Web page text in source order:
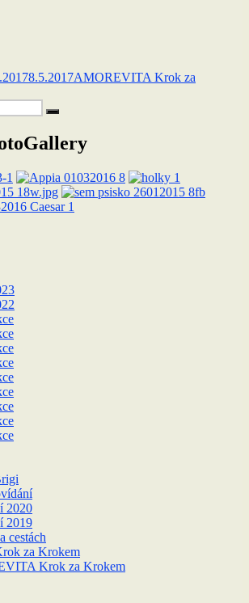
8.5.2017AMOREVITA Krok za
Hledání
2020
2019
cestách
za Krokem
Krok za Krokem